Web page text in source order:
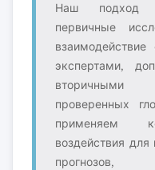
Наш подход
первичные
экспертами,
вторичными
проверенных
применяем
воздействия